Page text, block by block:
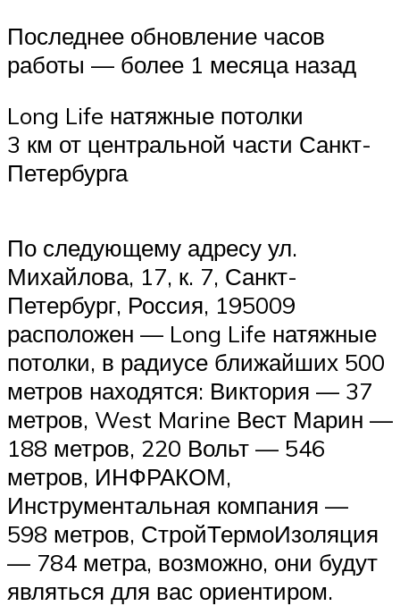
Последнее обновление часов
работы — более 1 месяца назад
Long Life натяжные потолки
3 км от центральной части Санкт-
Петербурга
По следующему адресу ул.
Михайлова, 17, к. 7, Санкт-
Петербург, Россия, 195009
расположен — Long Life натяжные
потолки, в радиусе ближайших 500
метров находятся: Виктория — 37
метров, West Marine Вест Марин —
188 метров, 220 Вольт — 546
метров, ИНФРАКОМ,
Инструментальная компания —
598 метров, СтройТермоИзоляция
— 784 метра, возможно, они будут
являться для вас ориентиром.